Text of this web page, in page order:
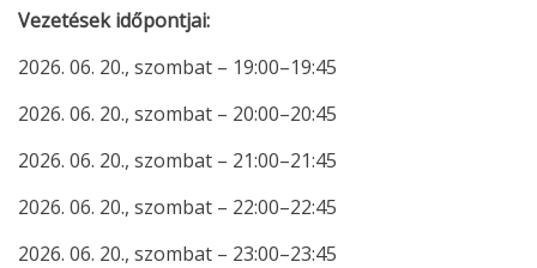
Vezetések időpontjai:
2026. 06. 20., szombat – 19:00–19:45
2026. 06. 20., szombat – 20:00–20:45
2026. 06. 20., szombat – 21:00–21:45
2026. 06. 20., szombat – 22:00–22:45
2026. 06. 20., szombat – 23:00–23:45